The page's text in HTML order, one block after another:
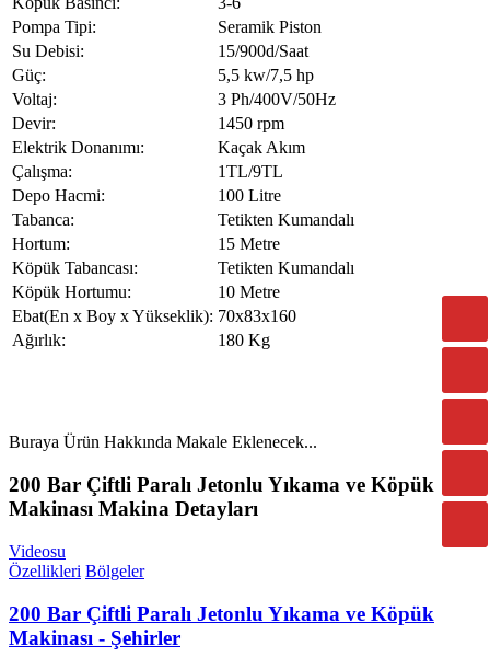
Pompa Tipi:
Seramik Piston
Su Debisi:
15/900d/Saat
Güç:
5,5 kw/7,5 hp
Voltaj:
3 Ph/400V/50Hz
Devir:
1450 rpm
Elektrik Donanımı:
Kaçak Akım
Çalışma:
1TL/9TL
Depo Hacmi:
100 Litre
Tabanca:
Tetikten Kumandalı
Hortum:
15 Metre
Köpük Tabancası:
Tetikten Kumandalı
Köpük Hortumu:
10 Metre
Ebat(En x Boy x Yükseklik): 70x83x160
Ağırlık:
180 Kg
Buraya Ürün Hakkında Makale Eklenecek...
200 Bar Çiftli Paralı Jetonlu Yıkama ve Köpük
Makinası Makina Detayları
Videosu
Özellikleri Bölgeler
200 Bar Çiftli Paralı Jetonlu Yıkama ve Köpük
Makinası - Şehirler